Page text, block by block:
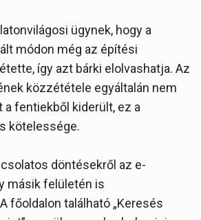
ügynek, hogy a
módon még az építési
így azt bárki elolvashatja. Az
közzététele egyáltalán nem
a fentiekből kiderült, ez a
kötelessége.
döntésekről az e-
másik felületén is
főoldalon található „Keresés